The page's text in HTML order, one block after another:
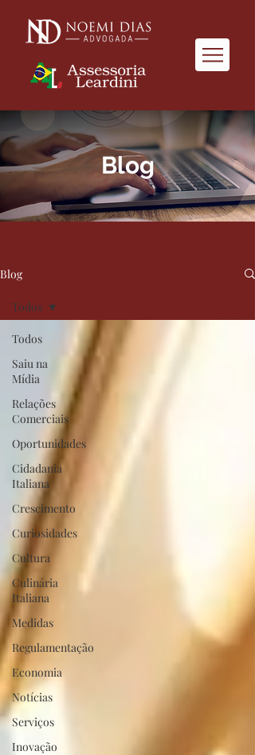
Blog
Blog
Todos
Saiu na
Mídia
Relações
Comerciais
Oportunidades
Cidadania
Italiana
Crescimento
Curiosidades
Cultura
Culinária
Italiana
Medidas
Regulamentação
Economia
Notícias
Serviços
Inovação
Todos